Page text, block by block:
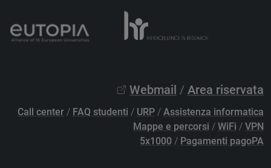
Webmail / Area riservata
Call center / FAQ studenti / URP / Assistenza informatica
Mappe e percorsi / WiFi / VPN
5x1000 / Pagamenti pagoPA